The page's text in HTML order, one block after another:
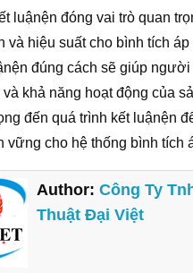
luậnện đóng vai trò quan
và hiệu suất cho bình tích
đúng cách sẽ giúp
khả năng hoạt động của
đến quá trình kết luậnện
vững cho hệ thống bình tích
Author:Công Ty
Thuật Đại Việt